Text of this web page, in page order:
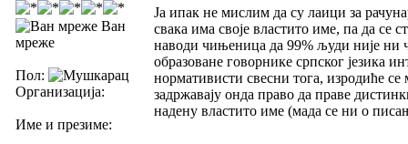
Ван
мреже
Пол:
Организација:
Име и презиме:
Ја ипак не мислим да су лаици за
свака има своје властито име, па да се
наводи чињеница да 99% људи није ни
образоване говорнике српског језика
нормативисти свесни тога, изродиће
задржавају онда право да праве
надену властито име (мада се ни о